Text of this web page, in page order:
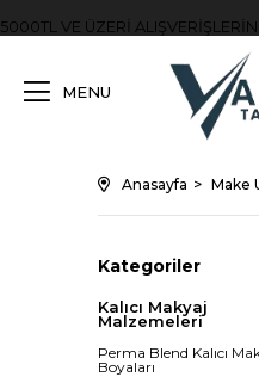
5000TL VE ÜZERİ
MENU
Anasayfa Make
Kategoriler
Kalıcı Makyaj
Malzemeleri
Perma Blend Kalıcı
Boyaları